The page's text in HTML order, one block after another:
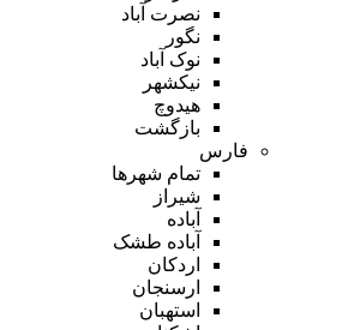
نصرت آباد
نگور
نوک آباد
نیکشهر
هیدوچ
بازگشت
فارس
تمام شهر‌ها
شیراز
آباده
آباده طشک
اردکان
ارسنجان
استهبان